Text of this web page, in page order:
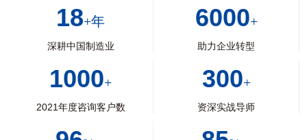
18+年
深耕中国制造业
6000+
助力企业转型
1000+
2021年度咨询客户数
300+
资深实战导师